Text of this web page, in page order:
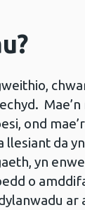
ond
da
yn
o
ar